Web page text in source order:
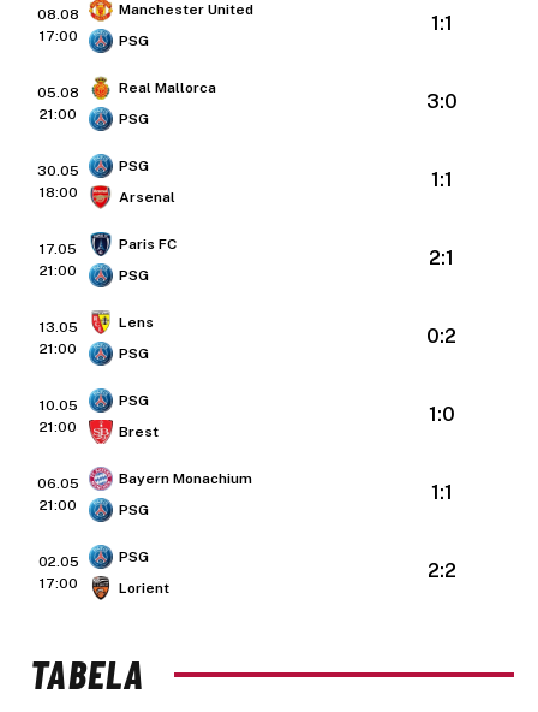
08.08
17:00
Manchester United
PSG
1:1
05.08
21:00
Real Mallorca
PSG
3:0
30.05
18:00
PSG
Arsenal
1:1
17.05
21:00
Paris FC
PSG
2:1
13.05
21:00
Lens
PSG
0:2
10.05
21:00
PSG
Brest
1:0
06.05
21:00
Bayern Monachium
PSG
1:1
02.05
17:00
PSG
Lorient
2:2
TABELA